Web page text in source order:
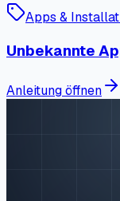
Apps &
Unbekannte
Anleitung öffnen